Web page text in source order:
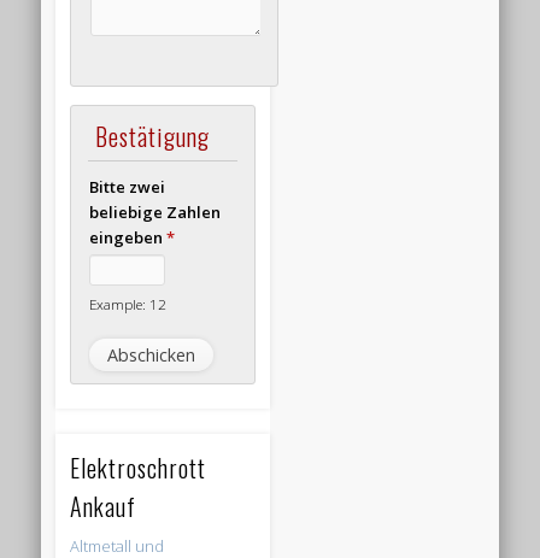
Bestätigung
Bitte zwei
beliebige Zahlen
eingeben*
Example: 12
Elektroschrott
Ankauf
Altmetall und